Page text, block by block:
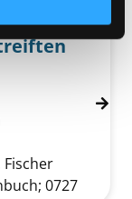
im
Fischer
0727